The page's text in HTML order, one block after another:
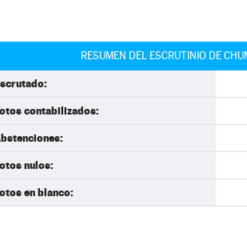
RESUMEN DEL ESCRUTINIO DE
contabilizados:
nulos:
en blanco: